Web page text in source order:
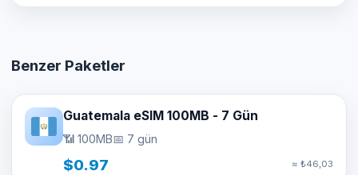
Benzer Paketler
Guatemala eSIM 100MB - 7 Gün
📶 100MB📅 7 gün
$0.97 ≈ ₺46,03